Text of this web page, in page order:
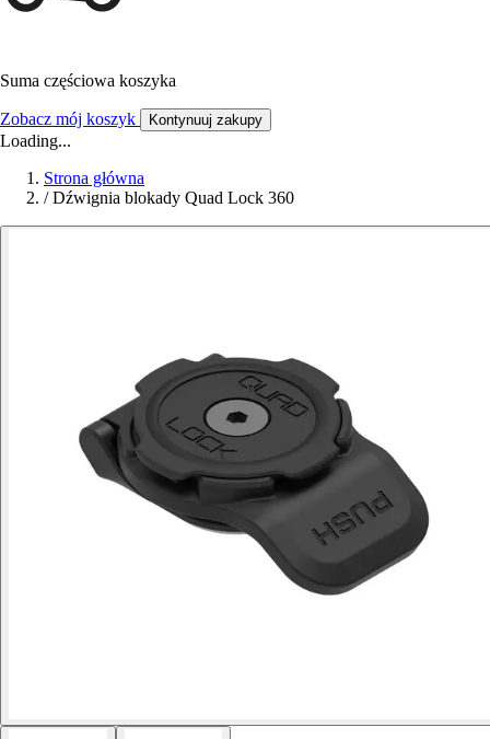
Suma częściowa koszyka
Zobacz mój koszyk Kontynuuj zakupy
Loading...
Strona główna
/ Dźwignia blokady Quad Lock 360